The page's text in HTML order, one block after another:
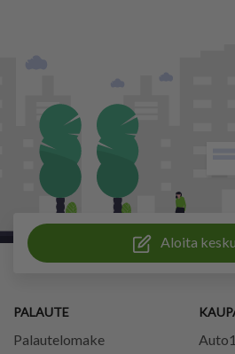
Aloita
PALAUTE
Palautelomake